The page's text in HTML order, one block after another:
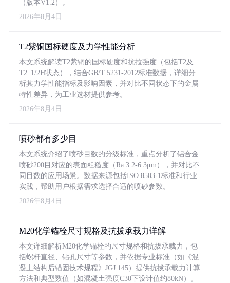
（版本V1.2）。
2026年8月4日
T2紫铜国标硬度及力学性能分析
本文系统解读T2紫铜的国标硬度和抗拉强度（包括T2及
T2_1/2H状态），结合GB/T 5231-2012标准数据，详细分
析其力学性能指标及影响因素，并对比不同状态下的金属
特性差异，为工业选材提供参考。
2026年8月4日
喷砂都有多少目
本文系统介绍了喷砂目数的分级标准，重点分析了铝合金
喷砂200目对应的表面粗糙度（Ra 3.2-6.3μm），并对比不
同目数的应用场景。数据来源包括ISO 8503-1标准和行业
实践，帮助用户根据需求选择合适的喷砂参数。
2026年8月4日
M20化学锚栓尺寸规格及抗拔承载力详解
本文详细解析M20化学锚栓的尺寸规格和抗拔承载力，包
括螺杆直径、钻孔尺寸等参数，并依据专业标准（如《混
凝土结构后锚固技术规程》JGJ 145）提供抗拔承载力计算
方法和典型数值（如混凝土强度C30下设计值约80kN）。